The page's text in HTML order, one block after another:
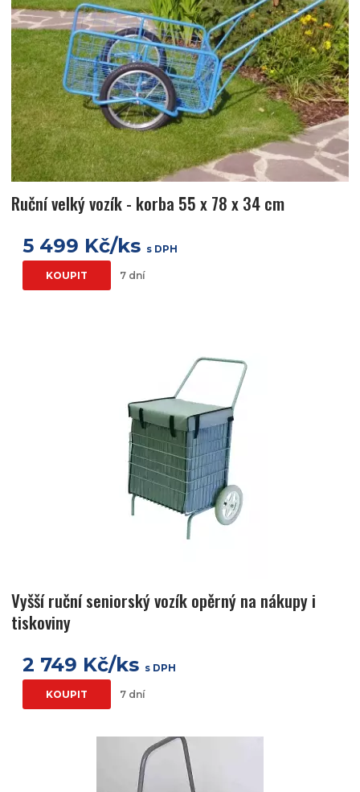
Ruční velký vozík - korba 55 x 78 x 34 cm
5 499 Kč/ks s DPH
KOUPIT 7 dní
Vyšší ruční seniorský vozík opěrný na nákupy i
tiskoviny
2 749 Kč/ks s DPH
KOUPIT 7 dní